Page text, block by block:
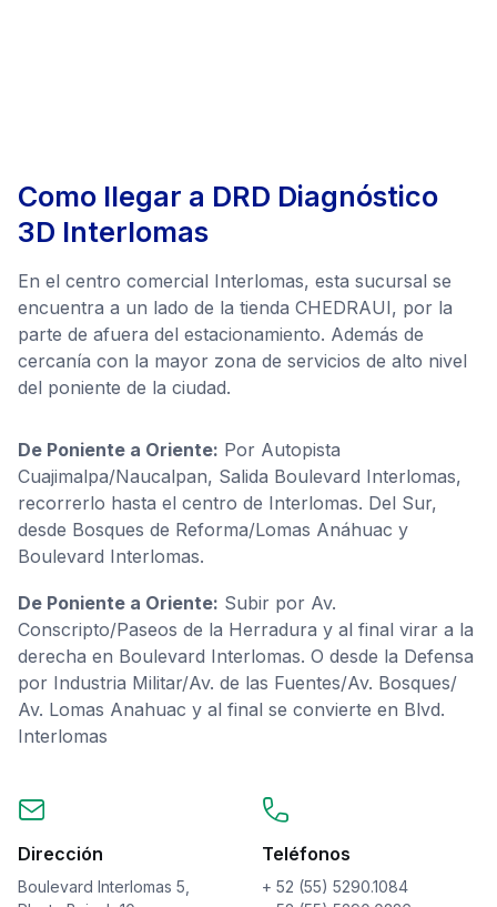
Como llegar a DRD Diagnóstico
3D Interlomas
En el centro comercial Interlomas, esta sucursal se
encuentra a un lado de la tienda CHEDRAUI, por la
parte de afuera del estacionamiento. Además de
cercanía con la mayor zona de servicios de alto nivel
del poniente de la ciudad.
De Poniente a Oriente: Por Autopista
Cuajimalpa/Naucalpan, Salida Boulevard Interlomas,
recorrerlo hasta el centro de Interlomas. Del Sur,
desde Bosques de Reforma/Lomas Anáhuac y
Boulevard Interlomas.
De Poniente a Oriente: Subir por Av.
Conscripto/Paseos de la Herradura y al final virar a la
derecha en Boulevard Interlomas. O desde la Defensa
por Industria Militar/Av. de las Fuentes/Av. Bosques/
Av. Lomas Anahuac y al final se convierte en Blvd.
Interlomas
Dirección
Boulevard Interlomas 5,
Teléfonos
+ 52 (55) 5290.1084